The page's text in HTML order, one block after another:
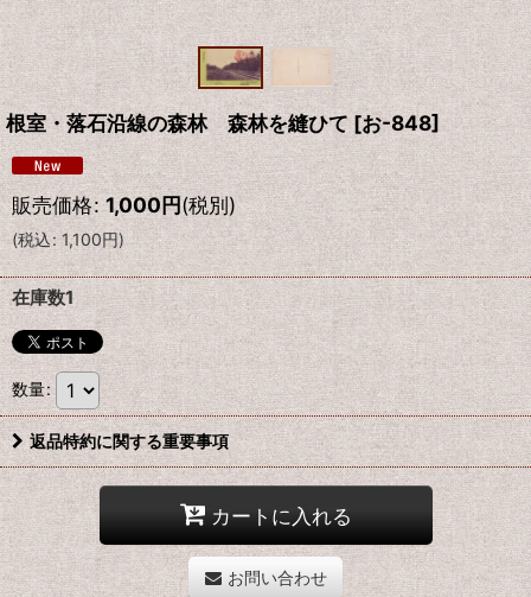
根室・落石沿線の森林 森林を縫ひて [お-848]
販売価格: 1,000円(税別)
(税込: 1,100円)
在庫数1
数量:
返品特約に関する重要事項
カートに入れる
お問い合わせ